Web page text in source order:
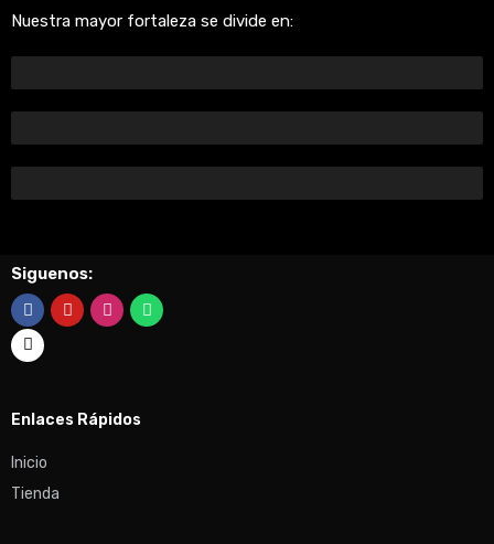
Nuestra mayor fortaleza se divide en:
Siguenos:
Enlaces Rápidos
Inicio
Tienda